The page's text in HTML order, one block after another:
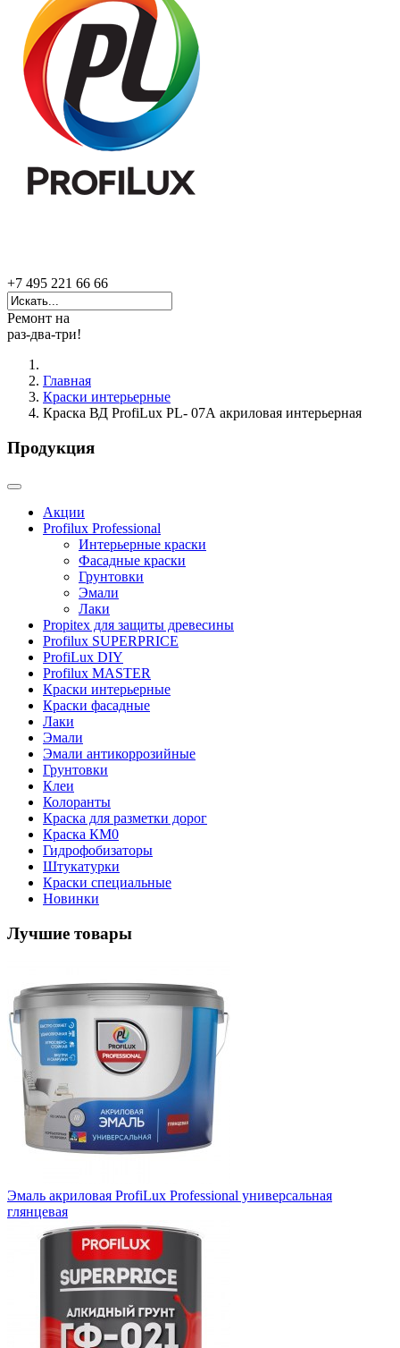
+7 495 221 66 66
Ремонт на
раз-два-три!
Главная
Краски интерьерные
Краска ВД ProfiLux PL- 07А акриловая интерьерная
Продукция
Акции
Profilux Professional
Интерьерные краски
Фасадные краски
Грунтовки
Эмали
Лаки
Propitex для защиты древесины
Profilux SUPERPRICE
ProfiLux DIY
Profilux MASTER
Краски интерьерные
Краски фасадные
Лаки
Эмали
Эмали антикоррозийные
Грунтовки
Клеи
Колоранты
Краска для разметки дорог
Краска КМ0
Гидрофобизаторы
Штукатурки
Краски специальные
Новинки
Лучшие товары
Эмаль акриловая ProfiLux Professional универсальная
глянцевая